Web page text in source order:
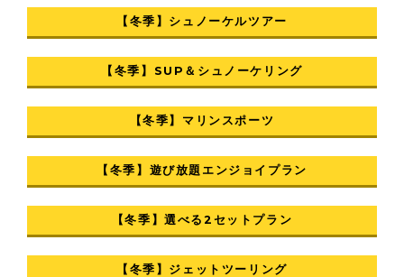
【冬季】シュノーケルツアー
【冬季】SUP＆シュノーケリング
【冬季】マリンスポーツ
【冬季】遊び放題エンジョイプラン
【冬季】選べる2セットプラン
【冬季】ジェットツーリング